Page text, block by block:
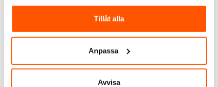
Tillåt alla
Anpassa
Avvisa
ANDRA KUNDER KÖPTE ÄVEN